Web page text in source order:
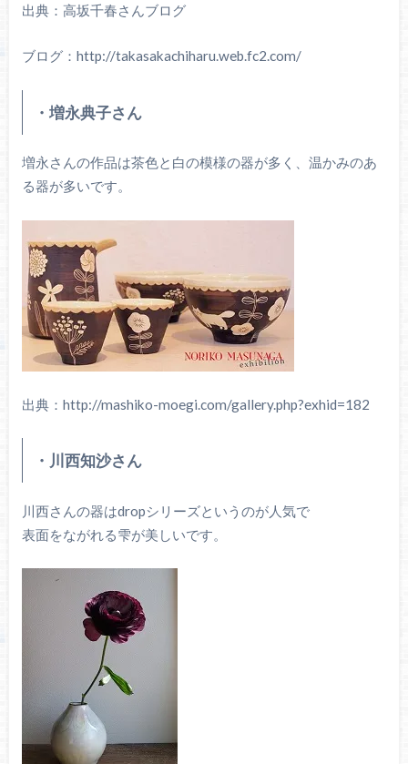
出典：高坂千春さんブログ
ブログ：http://takasakachiharu.web.fc2.com/
・増永典子さん
増永さんの作品は茶色と白の模様の器が多く、温かみのあ
る器が多いです。
出典：http://mashiko-moegi.com/gallery.php?exhid=182
・川西知沙さん
川西さんの器はdropシリーズというのが人気で
表面をながれる雫が美しいです。